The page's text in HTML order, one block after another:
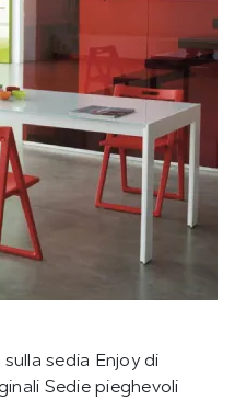
sedia Enjoy di
Sedie pieghevoli